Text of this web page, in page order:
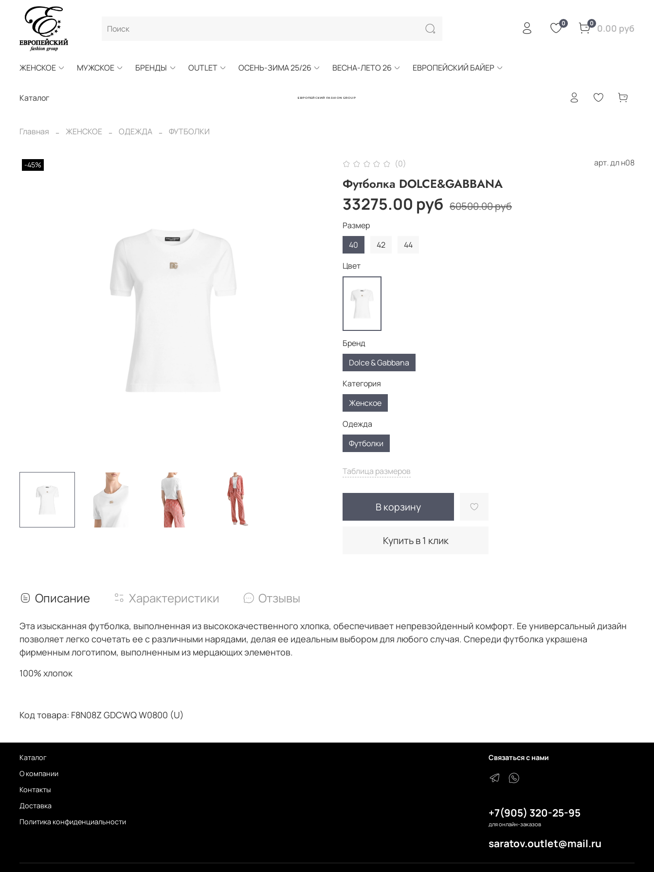
0 0 0.00 руб
ЖЕНСКОЕ МУЖСКОЕ БРЕНДЫ OUTLET ОСЕНЬ-ЗИМА 25/26 ВЕСНА-ЛЕТО 26 ЕВРОПЕЙСКИЙ БАЙЕР
ЕВРОПЕЙСКИЙ FASHION GROUP
Каталог
Главная ЖЕНСКОЕ ОДЕЖДА ФУТБОЛКИ
-45% (0) арт.дл н08
Футболка DOLCE&GABBANA
33275.00 руб 60500.00 руб
Таблица размеров
В корзину
Купить в 1 клик
Размер
40
42
44
Цвет
Бренд
Dolce & Gabbana
Категория
Женское
Одежда
Футболки
Описание Характеристики Отзывы
Эта изысканная футболка, выполненная из высококачественного хлопка, обеспечивает непревзойденный комфорт. Ее универсальный дизайн
позволяет легко сочетать ее с различными нарядами, делая ее идеальным выбором для любого случая. Спереди футболка украшена
фирменным логотипом, выполненным из мерцающих элементов.
100% хлопок
Код товара: F8N08Z GDCWQ W0800 (U)
Каталог
О компании
Контакты
Доставка
Политика конфиденциальности
Связаться с нами
+7(905) 320-25-95
для онлайн-заказов
saratov.outlet@mail.ru